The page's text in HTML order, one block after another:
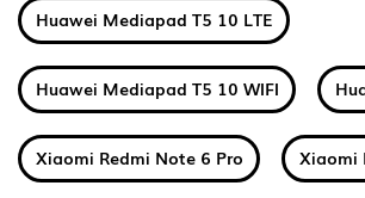
Huawei Mediapad T5 10 LTE
Huawei Mediapad T5 10 WIFI
Xiaomi Redmi Note 6 Pro Xiaomi